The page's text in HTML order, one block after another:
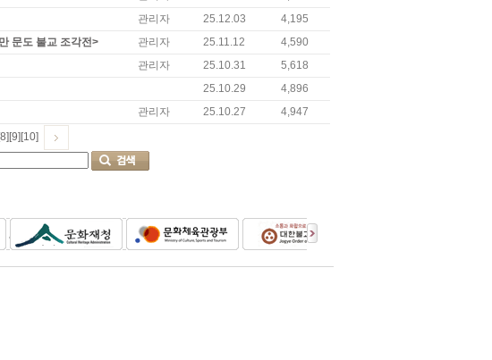
관리자 25.12.03
4,195
문도 불교 조각전> 관리자 25.11.12
4,590
관리자 25.10.31
5,618
25.10.29
4,896
관리자 25.10.27 4,947
[8] [9] [10]